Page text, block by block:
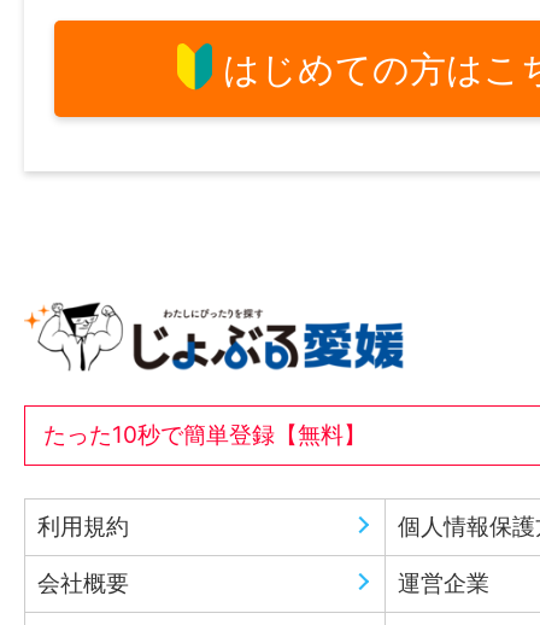
はじめての方はこ
たった10秒で簡単登録【無料】
利用規約 個人情報保
会社概要 運営企業